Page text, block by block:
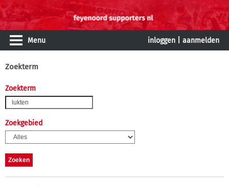
Menu inloggen aanmelden
Zoekterm
Zoekterm
Zoekgebied